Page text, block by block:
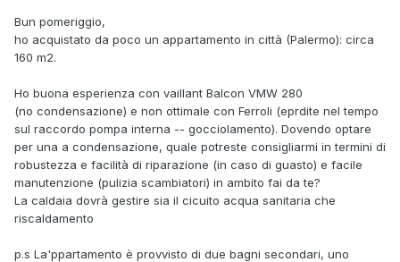
Bun pomeriggio,
ho acquistato da poco un appartamento in città (Palermo): circa
160 m2.
Ho buona esperienza con vaillant Balcon VMW 280
(no condensazione) e non ottimale con Ferroli (eprdite nel tempo
sul raccordo pompa interna -- gocciolamento). Dovendo optare
per una a condensazione, quale potreste consigliarmi in termini di
robustezza e facilità di riparazione (in caso di guasto) e facile
manutenzione (pulizia scambiatori) in ambito fai da te?
La caldaia dovrà gestire sia il cicuito acqua sanitaria che
riscaldamento
p.s La'ppartamento è provvisto di due bagni secondari, uno